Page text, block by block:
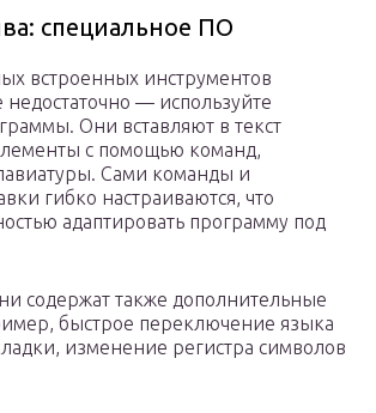
специальное ПО
встроенных инструментов
— используйте
Они вставляют в текст
с помощью команд,
Сами команды и
гибко настраиваются, что
адаптировать программу под
содержат также дополнительные
быстрое переключение языка
изменение регистра символов